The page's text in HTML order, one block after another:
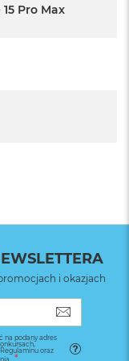
ochronne
zaprojektowane z
Pro Max
i okazjach
na podany adres
oraz